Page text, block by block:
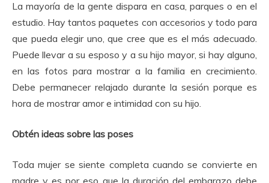
La mayoría de la gente dispara en casa, parques o en el
estudio. Hay tantos paquetes con accesorios y todo para
que pueda elegir uno, que cree que es el más adecuado.
Puede llevar a su esposo y a su hijo mayor, si hay alguno,
en las fotos para mostrar a la familia en crecimiento.
Debe permanecer relajado durante la sesión porque es
hora de mostrar amor e intimidad con su hijo.
Obtén ideas sobre las poses
Toda mujer se siente completa cuando se convierte en